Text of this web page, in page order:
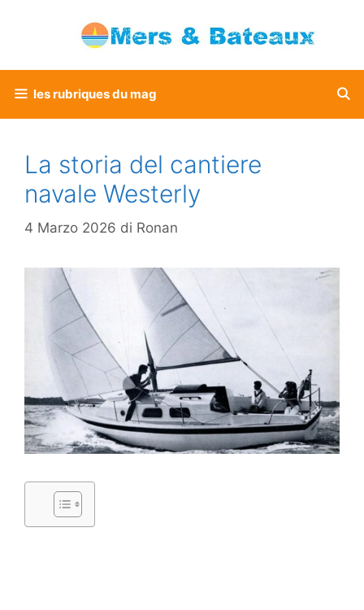
les rubriques du mag
La storia del cantiere
navale Westerly
4 Marzo 2026 di Ronan